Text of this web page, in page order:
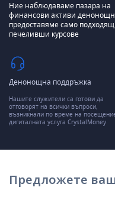
Ние наблюдаваме пазара на
финансови активи
предоставяме само
печеливши курсове
Денонощна поддръжка
Нашите служители са готови да
отговорят на всички въпроси,
възникнали по време на
дигиталната услуга CrystalMoney
Предложете